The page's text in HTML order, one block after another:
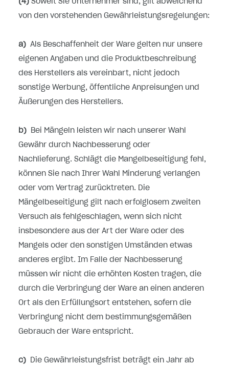
von den vorstehenden Gewährleistungsregelungen:
a) Als Beschaffenheit der Ware gelten nur unsere
eigenen Angaben und die Produktbeschreibung
des Herstellers als vereinbart, nicht jedoch
sonstige Werbung, öffentliche Anpreisungen und
Äußerungen des Herstellers.
b) Bei Mängeln leisten wir nach unserer Wahl
Gewähr durch Nachbesserung oder
Nachlieferung. Schlägt die Mangelbeseitigung fehl,
können Sie nach Ihrer Wahl Minderung verlangen
oder vom Vertrag zurücktreten. Die
Mängelbeseitigung gilt nach erfolglosem zweiten
Versuch als fehlgeschlagen, wenn sich nicht
insbesondere aus der Art der Ware oder des
Mangels oder den sonstigen Umständen etwas
anderes ergibt. Im Falle der Nachbesserung
müssen wir nicht die erhöhten Kosten tragen, die
durch die Verbringung der Ware an einen anderen
Ort als den Erfüllungsort entstehen, sofern die
Verbringung nicht dem bestimmungsgemäßen
Gebrauch der Ware entspricht.
c) Die Gewährleistungsfrist beträgt ein Jahr ab